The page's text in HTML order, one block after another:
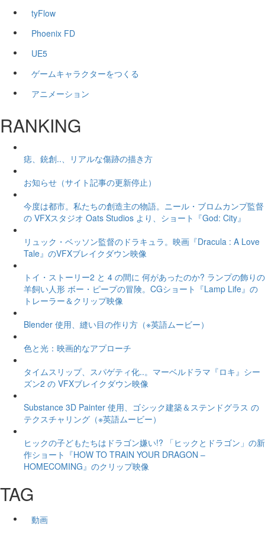
tyFlow
Phoenix FD
UE5
ゲームキャラクターをつくる
アニメーション
RANKING
痣、銃創..、リアルな傷跡の描き方
お知らせ（サイト記事の更新停止）
今度は都市。私たちの創造主の物語。ニール・ブロムカンプ監督
の VFXスタジオ Oats Studios より、ショート『God: City』
リュック・ベッソン監督のドラキュラ。映画『Dracula : A Love
Tale』のVFXブレイクダウン映像
トイ・ストーリー2 と 4 の間に 何があったのか? ランプの飾りの
羊飼い人形 ボー・ピープの冒険。CGショート『Lamp Life』の
トレーラー＆クリップ映像
Blender 使用、縫い目の作り方（※英語ムービー）
色と光：映画的なアプローチ
タイムスリップ、スパゲティ化..。マーベルドラマ『ロキ』シー
ズン2 の VFXブレイクダウン映像
Substance 3D Painter 使用、ゴシック建築＆ステンドグラス の
テクスチャリング（※英語ムービー）
ヒックの子どもたちはドラゴン嫌い!? 「ヒックとドラゴン」の新
作ショート『HOW TO TRAIN YOUR DRAGON –
HOMECOMING』のクリップ映像
TAG
動画